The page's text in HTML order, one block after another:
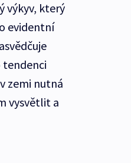
výkyv, který
evidentní
tendenci
zemi nutná
vysvětlit a